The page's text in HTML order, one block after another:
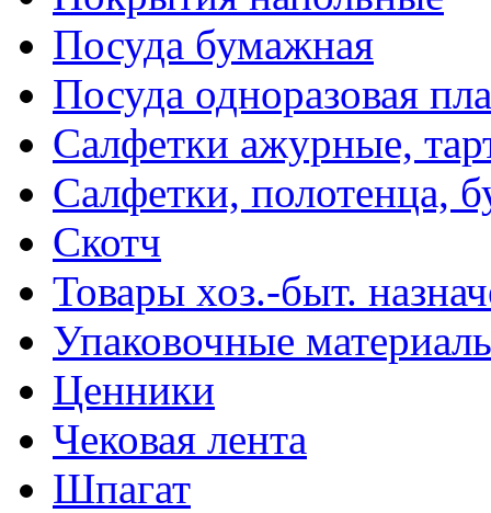
Посуда бумажная
Посуда одноразовая
Салфетки ажурные,
Салфетки, полотенца,
Скотч
Товары хоз.-быт.
Упаковочные
Ценники
Чековая лента
Шпагат